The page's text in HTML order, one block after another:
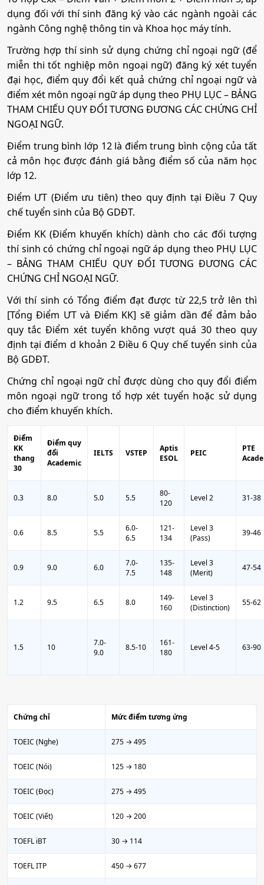
dụng đối với thí sinh đăng ký vào các ngành ngoài các
ngành Công nghệ thông tin và Khoa học máy tính.
Trường hợp thí sinh sử dụng chứng chỉ ngoại ngữ (để
miễn thi tốt nghiệp môn ngoại ngữ) đăng ký xét tuyển
đại học, điểm quy đổi kết quả chứng chỉ ngoại ngữ và
điểm xét môn ngoại ngữ áp dụng theo PHỤ LỤC – BẢNG
THAM CHIẾU QUY ĐỔI TƯƠNG ĐƯƠNG CÁC CHỨNG CHỈ
NGOẠI NGỮ.
Điểm trung bình lớp 12 là điểm trung bình cộng của tất
cả môn học được đánh giá bằng điểm số của năm học
lớp 12.
Điểm ƯT (Điểm ưu tiên) theo quy định tại Điều 7 Quy
chế tuyển sinh của Bộ GDĐT.
Điểm KK (Điểm khuyến khích) dành cho các đối tượng
thí sinh có chứng chỉ ngoại ngữ áp dụng theo PHỤ LỤC
– BẢNG THAM CHIẾU QUY ĐỔI TƯƠNG ĐƯƠNG CÁC
CHỨNG CHỈ NGOẠI NGỮ.
Với thí sinh có Tổng điểm đạt được từ 22,5 trở lên thì
[Tổng Điểm ƯT và Điểm KK] sẽ giảm dần để đảm bảo
quy tắc Điểm xét tuyển không vượt quá 30 theo quy
định tại điểm d khoản 2 Điều 6 Quy chế tuyển sinh của
Bộ GDĐT.
Chứng chỉ ngoại ngữ chỉ được dùng cho quy đổi điểm
môn ngoại ngữ trong tổ hợp xét tuyển hoặc sử dụng
cho điểm khuyến khích.
Điểm
KK
thang
30
Điểm quy
đổi
Academic
IELTS VSTEP
Aptis
ESOL
PEIC
PTE
0.3 8.0 5.0 5.5
80-
120
Level 2 31-38
0.6 8.5 5.5
6.0-
6.5
121-
134
Level 3
(Pass)
39-46
0.9 9.0 6.0
7.0-
7.5
135-
148
Level 3
(Merit)
47-54
1.2 9.5 6.5 8.0
149-
160
Level 3
(Distinction)
55-62
1.5 10
7.0-
9.0
8.5-10
161-
180
Level 4-5 63-90
Chứng chỉ Mức điểm tương ứng
TOEIC (Nghe) 275 → 495
TOEIC (Nói) 125 → 180
TOEIC (Đọc) 275 → 495
TOEIC (Viết) 120 → 200
TOEFL iBT 30 → 114
TOEFL ITP 450 → 677